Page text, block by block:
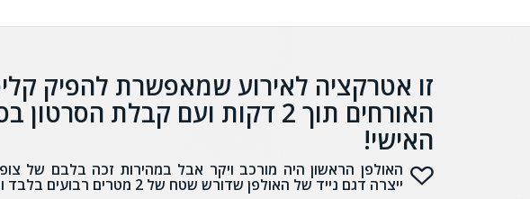
זו אטרקציה לאירוע שמאפשרת להפיק
האורחים תוך 2 דקות ועם קבלת
האישי!
האולפן הראשון היה מורכב ויקר אבל במהירות זכה בלבם של
ייצרה דגם נייד של האולפן שדורש שטח של 2 מטרים רבועים בלבד וצוות הפקה של שני אנשים בסך הכל.